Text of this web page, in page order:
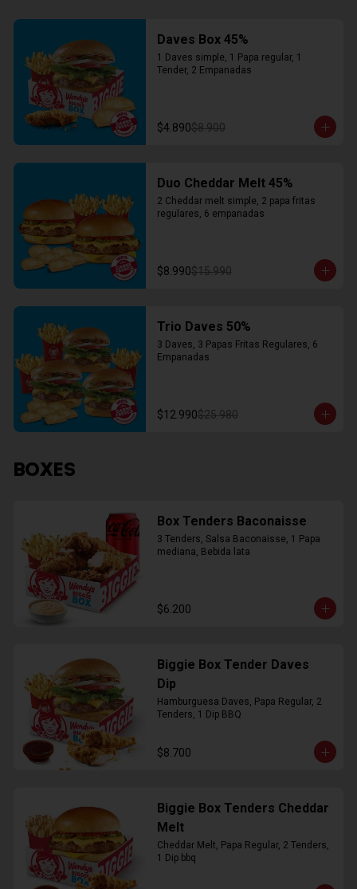
Daves Box 45%
1 Daves simple, 1 Papa regular, 1
Tender, 2 Empanadas
$4.890$8.900
Duo Cheddar Melt 45%
2 Cheddar melt simple, 2 papa fritas
regulares, 6 empanadas
$8.990$15.990
Trio Daves 50%
3 Daves, 3 Papas Fritas Regulares, 6
Empanadas
$12.990$25.980
BOXES
Box Tenders Baconaisse
3 Tenders, Salsa Baconaisse, 1 Papa
mediana, Bebida lata
$6.200
Biggie Box Tender Daves
Dip
Hamburguesa Daves, Papa Regular, 2
Tenders, 1 Dip BBQ
$8.700
Biggie Box Tenders Cheddar
Melt
Cheddar Melt, Papa Regular, 2 Tenders,
1 Dip bbq